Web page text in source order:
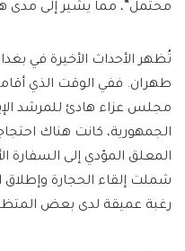
محتمل”، مما يشير إلى
تُظهر الأحداث الأخيرة في
طهران. ففي الوقت الذي
مجلس عزاء هادئ للمرشد
الجمهورية، كانت هناك
المعلق المؤدي إلى السفارة
شملت إلقاء الحجارة
رغبة عميقة لدى بعض